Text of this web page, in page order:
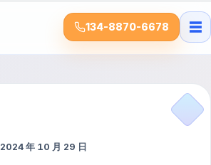
134-8870-6678 ☰
2024 年 10 月 29 日